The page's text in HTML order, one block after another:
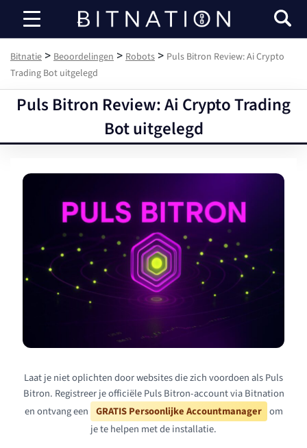
Bitnatie
Bitnatie > Beoordelingen > Robots > Puls Bitron Review: Ai Crypto
Trading Bot uitgelegd
Puls Bitron Review: Ai Crypto Trading
Bot uitgelegd
Laat je niet oplichten door websites die zich voordoen als Puls
Bitron. Registreer je officiële Puls Bitron-account via Bitnation
en ontvang een GRATIS Persoonlijke Accountmanager om
je te helpen met de installatie.